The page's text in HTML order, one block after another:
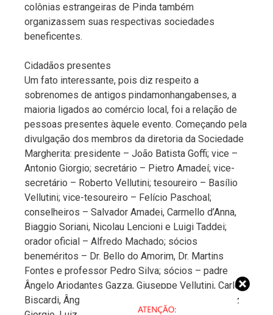
colônias estrangeiras de Pinda também
organizassem suas respectivas sociedades
beneficentes.
Cidadãos presentes
Um fato interessante, pois diz respeito a
sobrenomes de antigos pindamonhangabenses, a
maioria ligados ao comércio local, foi a relação de
pessoas presentes àquele evento. Começando pela
divulgação dos membros da diretoria da Sociedade
Margherita: presidente – João Batista Goffi; vice –
Antonio Giorgio; secretário – Pietro Amadeí; vice-
secretário – Roberto Vellutini; tesoureiro – Basílio
Vellutini; vice-tesoureiro – Felício Paschoal;
conselheiros – Salvador Amadei, Carmello d’Anna,
Biaggio Soriani, Nicolau Lencioni e Luigi Taddei;
orador oficial – Alfredo Machado; sócios
beneméritos – Dr. Bello do Amorim, Dr. Martins
Fontes e professor Pedro Silva; sócios – padre
Ângelo Ariodantes Gazza, Giuseppe Vellutini, Carlos
Biscardi, Ângelo Zan, Braz de Gouvêa Giudice, Luiz